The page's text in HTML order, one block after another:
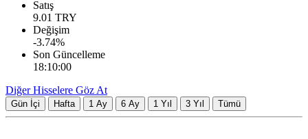
Satış
9.01 TRY
Değişim
-3.74%
Son Güncelleme
18:10:00
Diğer Hisselere Göz At
Gün İçi Hafta 1 Ay 6 Ay 1 Yıl 3 Yıl Tümü